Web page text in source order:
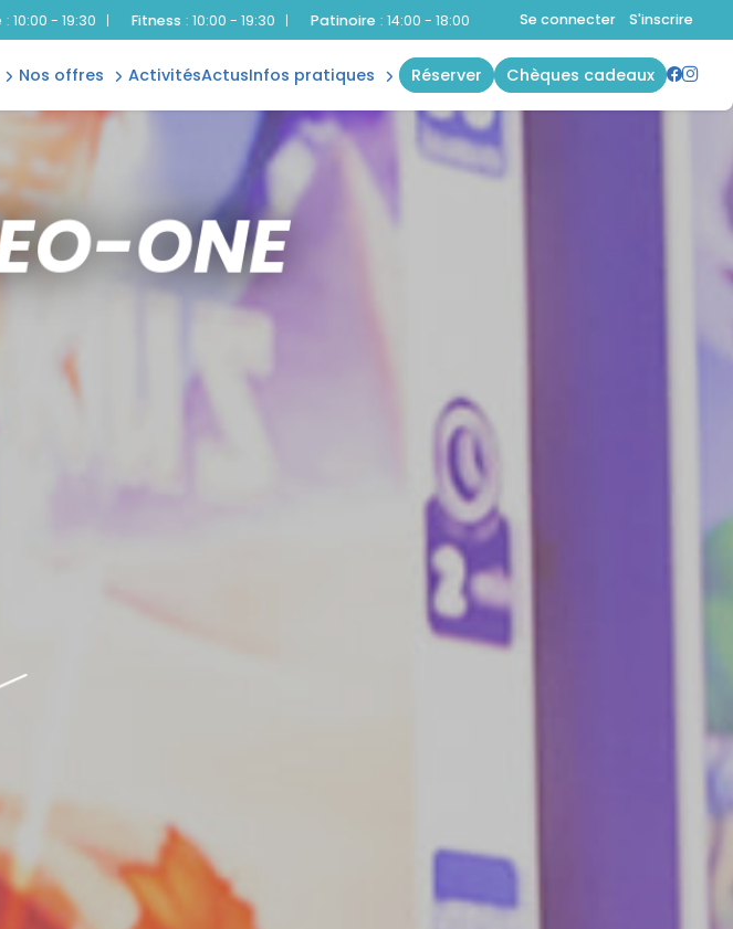
Fitness :10:00 - 19:30 | Patinoire:14:00 - 18:00 Aquatique:10:00 - 19:30 | Bien-Être:10:00 -
Se connecter S'inscrire
nos offres
offre neo-
one
offre
anniversaire activités actus infos pratiques
accès &
règles
réserver chèques cadeaux
ONE